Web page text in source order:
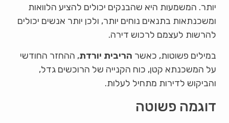
יותר. המשמעות היא שהבנקים יכולים להציע הלוואות
ומשכנתאות בתנאים נוחים יותר, ולכן יותר אנשים יכולים
להרשות לעצמם לרכוש דירה.
במילים פשוטות, כאשר הריבית יורדת, ההחזר החודשי
על המשכנתא קטן, כוח הקנייה של הרוכשים גדל,
והביקוש לדירות מתחיל לעלות.
דוגמה פשוטה